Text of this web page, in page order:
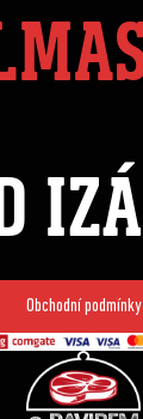
Obchodní podmínky